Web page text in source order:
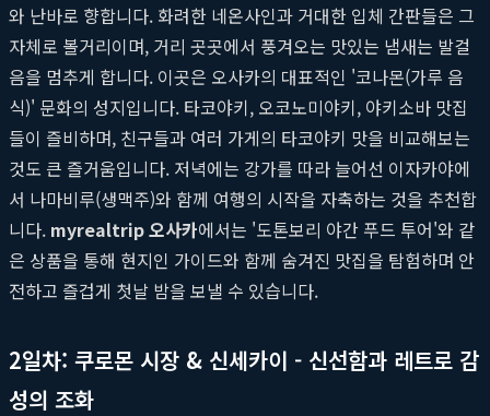
와 난바로 향합니다. 화려한 네온사인과 거대한 입체 간판들은 그
자체로 볼거리이며, 거리 곳곳에서 풍겨오는 맛있는 냄새는 발걸
음을 멈추게 합니다. 이곳은 오사카의 대표적인 '코나몬(가루 음
식)' 문화의 성지입니다. 타코야키, 오코노미야키, 야키소바 맛집
들이 즐비하며, 친구들과 여러 가게의 타코야키 맛을 비교해보는
것도 큰 즐거움입니다. 저녁에는 강가를 따라 늘어선 이자카야에
서 나마비루(생맥주)와 함께 여행의 시작을 자축하는 것을 추천합
니다. myrealtrip 오사카에서는 '도톤보리 야간 푸드 투어'와 같
은 상품을 통해 현지인 가이드와 함께 숨겨진 맛집을 탐험하며 안
전하고 즐겁게 첫날 밤을 보낼 수 있습니다.
2일차: 쿠로몬 시장 & 신세카이 - 신선함과 레트로 감
성의 조화